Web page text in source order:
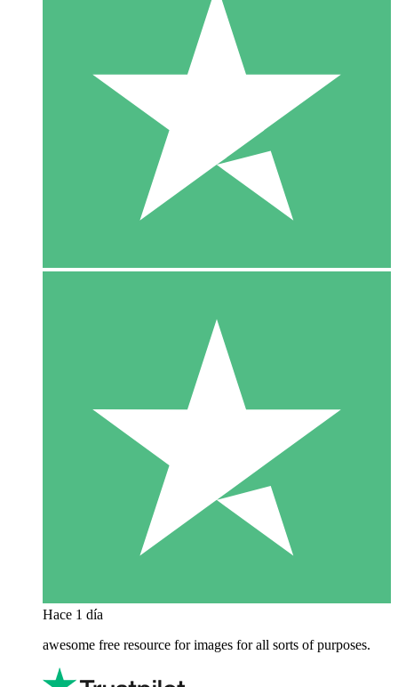
Hace 1 día
awesome free resource for images for all sorts of purposes.